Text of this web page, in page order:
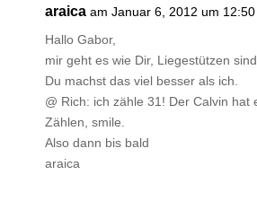
araica am Januar 6, 2012 um 12:50
Hallo Gabor,
mir geht es wie Dir, Liegestützen
Du machst das viel besser als ich.
@ Rich: ich zähle 31! Der Calvin hat
Zählen, smile.
Also dann bis bald
araica